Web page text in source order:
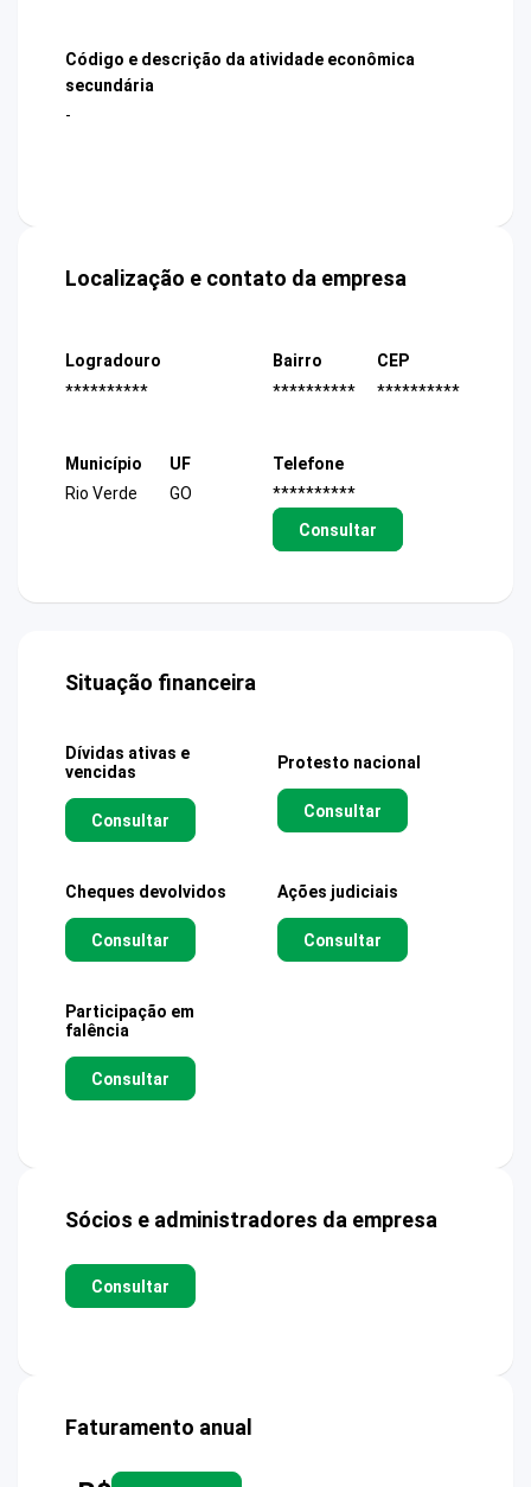
Código e descrição da atividade econômica
secundária
-
Localização e contato da empresa
Logradouro
**********
Bairro
**********
CEP
**********
Município
Rio Verde
UF
GO
Telefone
**********
Consultar
Situação financeira
Dívidas ativas e
vencidas
Consultar
Protesto nacional
Consultar
Cheques devolvidos
Consultar
Ações judiciais
Consultar
Participação em
falência
Consultar
Sócios e administradores da empresa
Consultar
Faturamento anual